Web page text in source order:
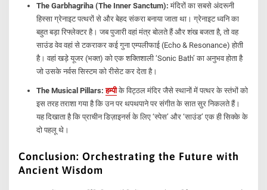
The Garbhagriha (The Inner Sanctum): मंदिरों का सबसे अंदरूनी
हिस्सा ग्रेनाइट पत्थरों से और बेहद संकरा बनाया जाता था। ग्रेनाइट ध्वनि का
बहुत बड़ा रिफ्लेक्टर है। जब पुजारी वहां मंत्र बोलते हैं और शंख बजता है, तो वह
साउंड वेव वहां से टकराकर कई गुना एम्पलीफाई (Echo & Resonance) होती
है। वहां खड़े यूजर (भक्त) को एक शक्तिशाली ‘Sonic Bath’ का अनुभव होता है
जो उसके नर्वस सिस्टम को रीसेट कर देता है।
The Musical Pillars: हम्पीके विट्ठल मंदिर जैसे स्थानों में पत्थर के स्तंभों को
इस तरह तराशा गया है कि उन पर थपथपाने पर संगीत के सात सुर निकलते हैं।
यह दिखाता है कि प्राचीन डिज़ाइनर्स के लिए ‘स्पेस’ और ‘साउंड’ एक ही सिक्के के
दो पहलू थे।
Conclusion: Orchestrating the Future with
Ancient Wisdom